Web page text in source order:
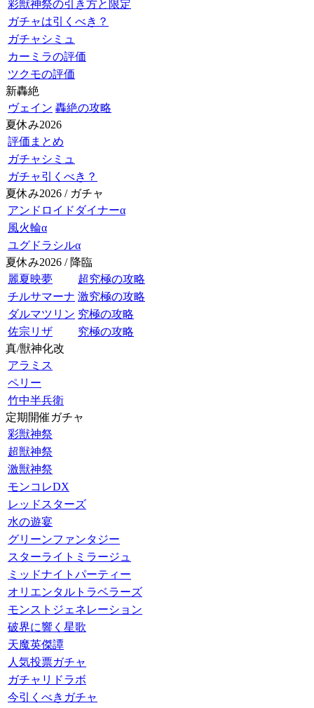
彩獣神祭の引き方と限定
ガチャは引くべき？
ガチャシミュ
カーミラの評価
ツクモの評価
新轟絶
ヴェイン 轟絶の攻略
夏休み2026
評価まとめ
ガチャシミュ
ガチャ引くべき？
夏休み2026 / ガチャ
アンドロイドダイナーα
風火輪α
ユグドラシルα
夏休み2026 / 降臨
麗夏映夢
超究極の攻略
チルサマーナ 激究極の攻略
ダルマツリン 究極の攻略
佐宗リザ
究極の攻略
真/獣神化改
アラミス
ペリー
竹中半兵衛
定期開催ガチャ
彩獣神祭
超獣神祭
激獣神祭
モンコレDX
レッドスターズ
水の遊宴
グリーンファンタジー
スターライトミラージュ
ミッドナイトパーティー
オリエンタルトラベラーズ
モンストジェネレーション
破界に響く星歌
天魔英傑譚
人気投票ガチャ
ガチャリドラボ
今引くべきガチャ